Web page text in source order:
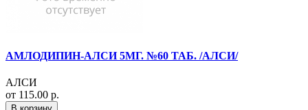
АМЛОДИПИН-АЛСИ 5МГ. №60 ТАБ. /АЛСИ/
АЛСИ
от 115.00 р.